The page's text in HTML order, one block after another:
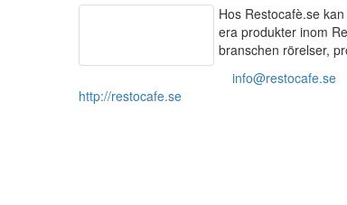
Hos Restocafè.se
era produkter inom
branschen rörelser,
info@restocafe.se
http://restocafe.se